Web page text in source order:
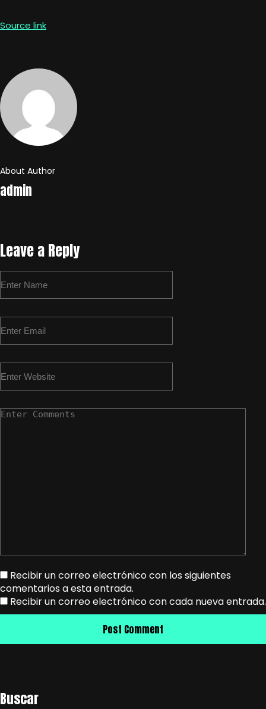
Source link
About Author
admin
Leave a Reply
Recibir un correo electrónico con los siguientes
comentarios a esta entrada.
Recibir un correo electrónico con cada nueva entrada.
Buscar